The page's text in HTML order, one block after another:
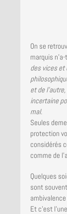
On se
marquis
des vices et
et de
incertaine
mal.
Seules
protection
considérés
comme de
Quelques
sont
Et c’est